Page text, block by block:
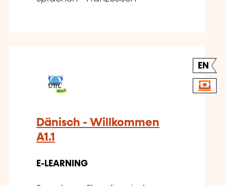
EN
Dänisch - Willkommen
A1.1
E-LEARNING